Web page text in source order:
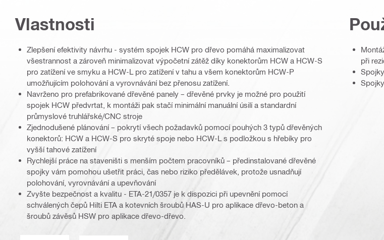
Vlastnosti
Zlepšení efektivity návrhu - systém spojek HCW pro dřevo pomáhá maximalizovat
všestrannost a zároveň minimalizovat výpočetní zátěž díky konektorům HCW a HCW-S
pro zatížení ve smyku a HCW-L pro zatížení v tahu a všem konektorům HCW-P
umožňujícím polohování a vyrovnávání bez přenosu zatížení.
Navrženo pro prefabrikované dřevěné panely – dřevěné prvky je možné pro použití
spojek HCW předvrtat, k montáži pak stačí minimální manuální úsilí a standardní
průmyslové truhlářské/CNC stroje
Zjednodušené plánování – pokrytí všech požadavků pomocí pouhých 3 typů dřevěných
konektorů: HCW a HCW-S pro skryté spoje nebo HCW-L s podložkou s hřebíky pro
vyšší tahové zatížení
Rychlejší práce na staveništi s menším počtem pracovníků – předinstalované dřevěné
spojky vám pomohou ušetřit práci, čas nebo riziko předělávek, protože usnadňují
polohování, vyrovnávání a upevňování
Zvyšte bezpečnost a kvalitu - ETA-21/0357 je k dispozici při upevnění pomocí
schválených čepů Hilti ETA a kotevních šroubů HAS-U pro aplikace dřevo-beton a
šroubů závěsů HSW pro aplikace dřevo-dřevo.
při